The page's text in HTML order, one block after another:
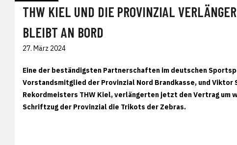
THW KIEL UND DIE PROVINZIAL
BLEIBT AN BORD
27. März 2024
Eine der beständigsten Partnerschaften im deutschen
Vorstandsmitglied der Provinzial Nord Brandkasse, und
Rekordmeisters THW Kiel, verlängerten jetzt den Vertrag um
Schriftzug der Provinzial die Trikots der Zebras.